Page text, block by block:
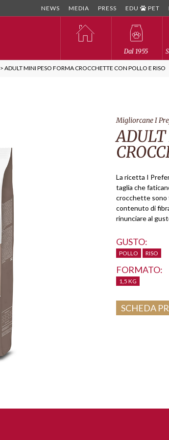
NEWS MEDIA PRESS EDU PET
Dal 1955
>ADULT MINI PESO FORMA CROCCHETTE CON POLLO E RISO
Migliorcane I
La ricetta I
taglia che
crocchette sono
contenuto di
rinunciare al
GUSTO:
POLLO RISO
FORMATO:
1,5 KG
SCHEDA